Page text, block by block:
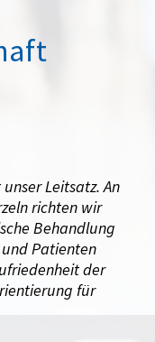
unser Leitsatz. An
richten wir
Behandlung
Patienten
der
für